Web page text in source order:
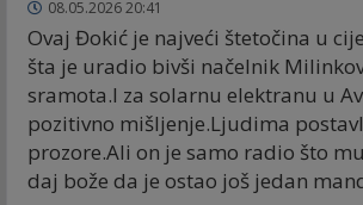
08.05.2026 20:41
Ovaj Đokić je najveći štetočina u
šta je uradio bivši načelnik
sramota.I za solarnu elektranu u
pozitivno mišljenje.Ljudima
prozore.Ali on je samo radio što
daj bože da je ostao još jedan